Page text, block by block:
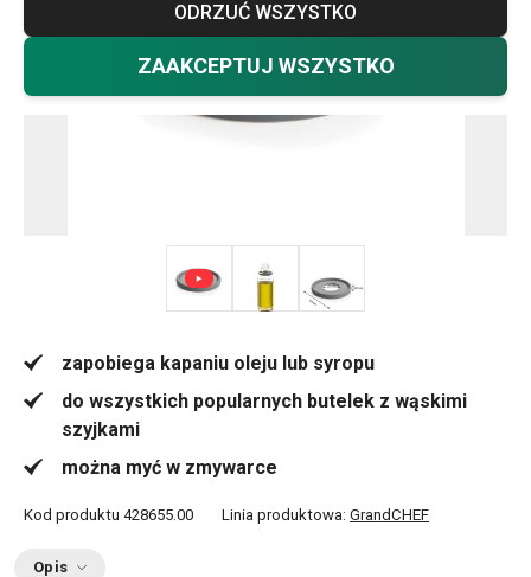
ODRZUĆ WSZYSTKO
ZAAKCEPTUJ WSZYSTKO
zapobiega kapaniu oleju lub syropu
do wszystkich popularnych butelek z wąskimi
szyjkami
można myć w zmywarce
Kod produktu 428655.00 Linia produktowa: GrandCHEF
Opis